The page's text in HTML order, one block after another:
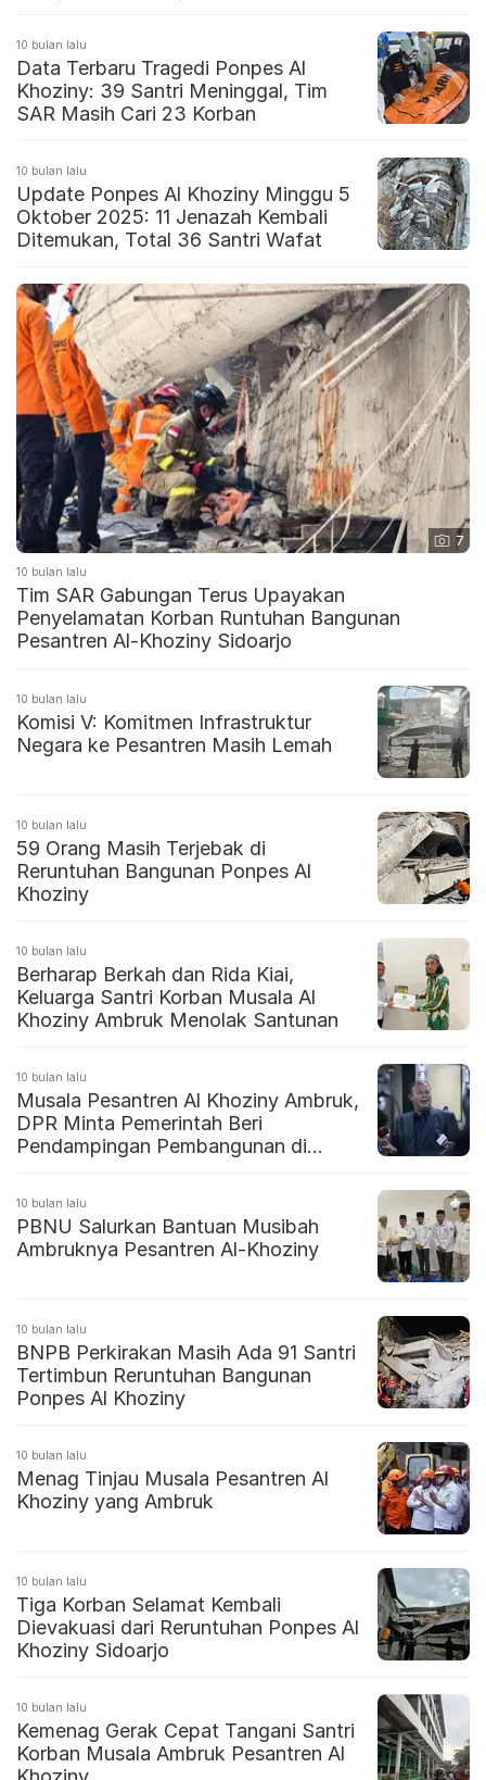
10 bulan lalu
Data Terbaru Tragedi Ponpes Al
Khoziny: 39 Santri Meninggal, Tim
SAR Masih Cari 23 Korban
10 bulan lalu
Update Ponpes Al Khoziny Minggu 5
Oktober 2025: 11 Jenazah Kembali
Ditemukan, Total 36 Santri Wafat
7
10 bulan lalu
Tim SAR Gabungan Terus Upayakan
Penyelamatan Korban Runtuhan Bangunan
Pesantren Al-Khoziny Sidoarjo
10 bulan lalu
Komisi V: Komitmen Infrastruktur
Negara ke Pesantren Masih Lemah
10 bulan lalu
59 Orang Masih Terjebak di
Reruntuhan Bangunan Ponpes Al
Khoziny
10 bulan lalu
Berharap Berkah dan Rida Kiai,
Keluarga Santri Korban Musala Al
Khoziny Ambruk Menolak Santunan
10 bulan lalu
Musala Pesantren Al Khoziny Ambruk,
DPR Minta Pemerintah Beri
Pendampingan Pembangunan di
10 bulan lalu
PBNU Salurkan Bantuan Musibah
Ambruknya Pesantren Al-Khoziny
10 bulan lalu
BNPB Perkirakan Masih Ada 91 Santri
Tertimbun Reruntuhan Bangunan
Ponpes Al Khoziny
10 bulan lalu
Menag Tinjau Musala Pesantren Al
Khoziny yang Ambruk
10 bulan lalu
Tiga Korban Selamat Kembali
Dievakuasi dari Reruntuhan Ponpes Al
Khoziny Sidoarjo
10 bulan lalu
Kemenag Gerak Cepat Tangani Santri
Korban Musala Ambruk Pesantren Al